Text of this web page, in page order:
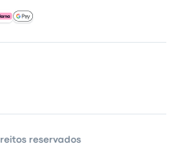
reservados